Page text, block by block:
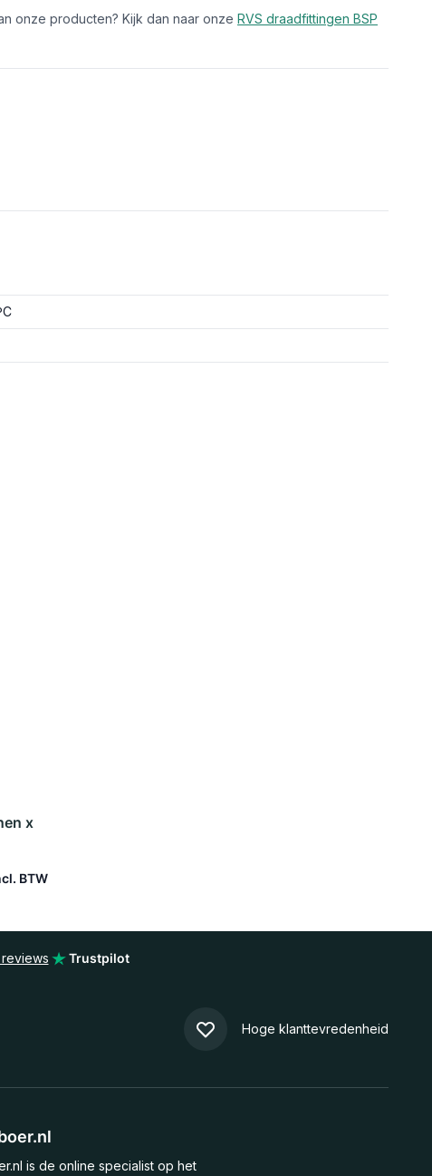
onze producten? Kijk dan naar onze RVS draadfittingen BSP
x
Trustpilot
Hoge klanttevredenheid
is de online specialist op het